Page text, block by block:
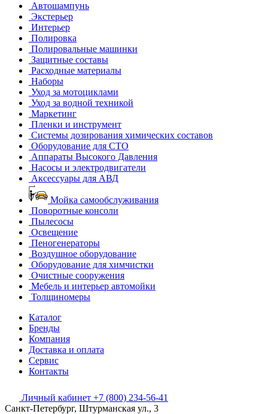
Автошампунь
Экстерьер
Интерьер
Полировка
Полировальные машинки
Защитные составы
Расходные материалы
Наборы
Уход за мотоциклами
Уход за водной техникой
Маркетинг
Пленки и инструмент
Системы дозирования химических составов
Оборудование для СТО
Аппараты Высокого Давления
Насосы и электродвигатели
Аксессуары для АВД
Мойка самообслуживания
Поворотные консоли
Пылесосы
Освещение
Пеногенераторы
Воздушное оборудование
Оборудование для химчистки
Очистные сооружения
Мебель и интерьер автомойки
Толщиномеры
Каталог
Бренды
Компания
Доставка и оплата
Сервис
Контакты
Личный кабинет +7 (800) 234-56-41
Санкт-Петербург, Штурманская ул., 3